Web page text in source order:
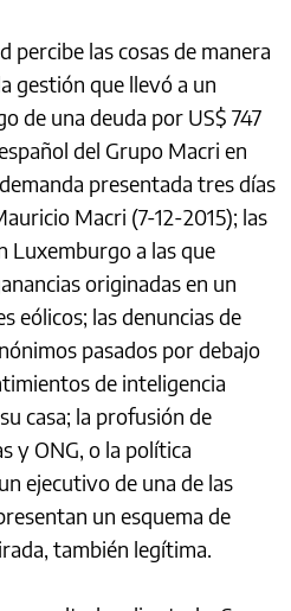
percibe las cosas de manera
gestión que llevó a un
de una deuda por US$ 747
del Grupo Macri en
presentada tres días
Macri (7-12-2015); las
Luxemburgo a las que
originadas en un
eólicos; las denuncias de
pasados por debajo
de inteligencia
casa; la profusión de
y ONG, o la política
ejecutivo de una de las
un esquema de
también legítima.